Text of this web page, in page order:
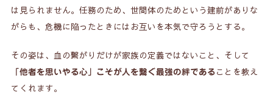
は見られません。任務のため、世間体のためという建前がありな
がらも、危機に陥ったときにはお互いを本気で守ろうとする。
その姿は、血の繋がりだけが家族の定義ではないこと、そして
「他者を思いやる心」こそが人を繋ぐ最強の絆である ことを教え
てくれます。